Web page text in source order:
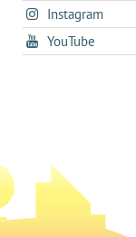
tab
new
dans
un
nouvel
Instagrams'ouvre
dans
un
YouTube
dans